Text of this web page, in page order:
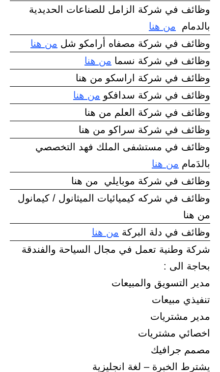
وظائف في شركة الزامل للصناعات الحديدية
بالدمام من هنا
وظائف في شركة مصفاه أرامكو شل من هنا
وظائف في شركة نسما من هنا
وظائف في شركة اراسكو من هنا
وظائف في شركة سدافكو من هنا
وظائف في شركة العلم من هنا
وظائف في شركة سراكو من هنا
وظائف في مستشفى الملك فهد التخصصي
بالدَمام من هنا
وظائف في شركة موبايلي من هنا
وظائف في شركه كيميائيات الميثانول / كيمانول
من هنا
وظائف في دلة البركة من هنا
شركة وطنية تعمل في مجال السياحة والفندقة
بحاجة الى :
مدير التسويق والمبيعات
تنفيذي مبيعات
مدير مشتريات
اخصائي مشتريات
مصمم جرافيك
يشترط الخبرة – لغة انجليزية